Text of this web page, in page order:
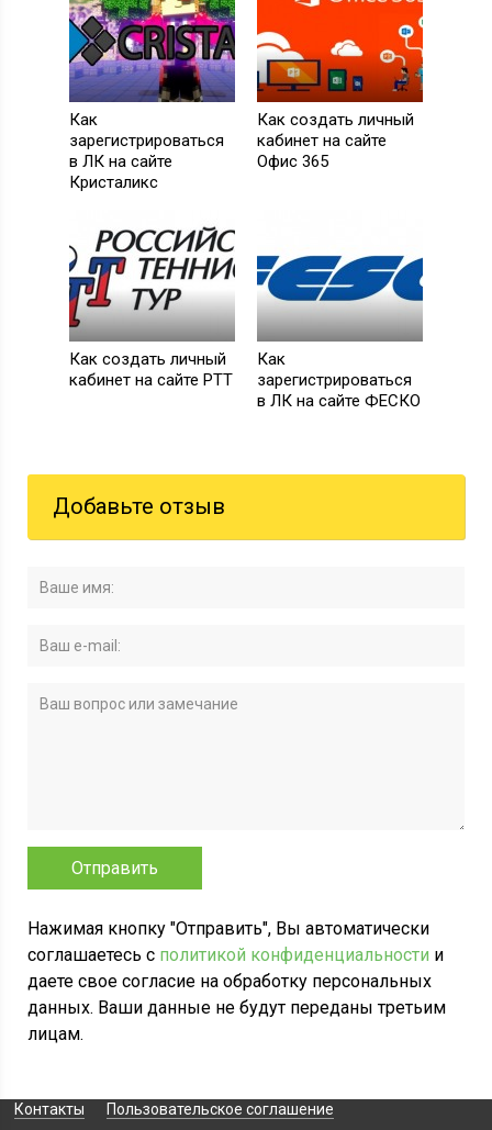
Как
зарегистрироваться
в ЛК на сайте
Кристаликс
Как создать личный
кабинет на сайте
Офис 365
Как создать личный
кабинет на сайте РТТ
Как
зарегистрироваться
в ЛК на сайте ФЕСКО
Добавьте отзыв
Нажимая кнопку "Отправить", Вы автоматически
соглашаетесь с политикой конфиденциальности и
даете свое согласие на обработку персональных
данных. Ваши данные не будут переданы третьим
лицам.
Контакты Пользовательское соглашение